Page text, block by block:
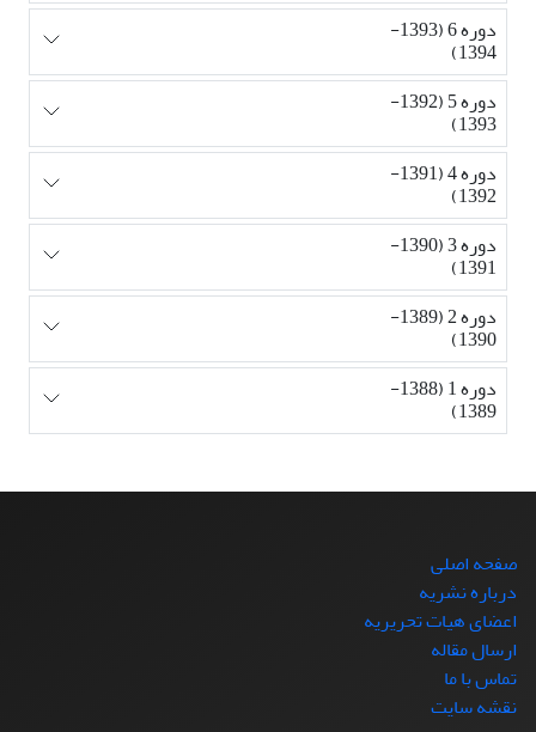
دوره 6 (1393-
1394)
دوره 5 (1392-
1393)
دوره 4 (1391-
1392)
دوره 3 (1390-
1391)
دوره 2 (1389-
1390)
دوره 1 (1388-
1389)
صفحه اصلی
درباره نشریه
اعضای هیات تحریریه
ارسال مقاله
تماس با ما
نقشه سایت